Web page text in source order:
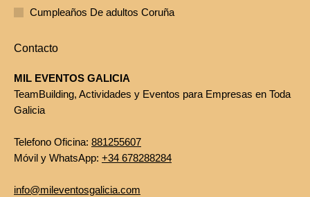
Cumpleaños De adultos Coruña
Contacto
MIL EVENTOS GALICIA
TeamBuilding, Actividades y Eventos para Empresas en Toda
Galicia
Telefono Oficina: 881255607
Móvil y WhatsApp: +34 678288284
info@mileventosgalicia.com